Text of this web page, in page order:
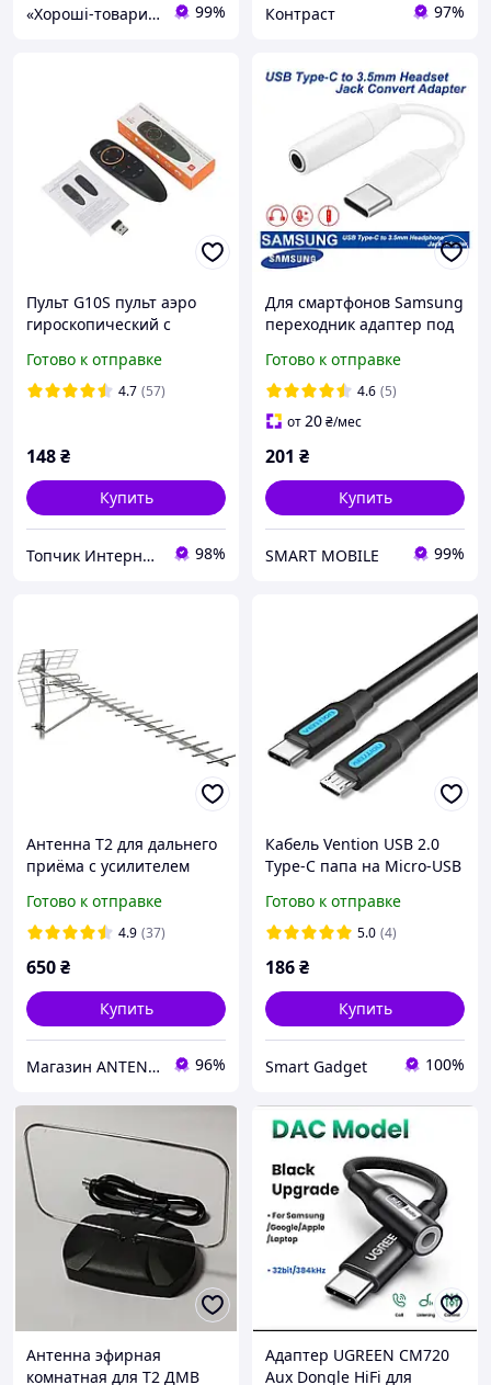
«Хороші-товари» інтернет-магазин 99% Контраст 97%
Пульт G10S пульт аэро
гироскопический с
микрофоном) air mouse
Готово к отправке
4.7 (57)
148₴
Купить
Топчик Интернет-магазин 98%
Для смартфонов Samsung
переходник адаптер под
USB-C (Type-C) на mini-
jack 3,5 мм БЕЛЫЙ
Готово к отправке
4.6 (5)
от20₴/мес
201 ₴
Купить
SMART MOBILE 99%
Антенна Т2 для дальнего
приёма с усилителем
Готово к отправке
4.9 (37)
650₴
Купить
Магазин ANTENNA-MARKET 96%
Кабель Vention USB 2.0
Type-C папа на Micro-USB
черный COVBF
Готово к отправке
5.0 (4)
186₴
Купить
Smart Gadget 100%
Антенна эфирная
комнатная для Т2 ДМВ
Адаптер UGREEN CM720
Aux Dongle HiFi для